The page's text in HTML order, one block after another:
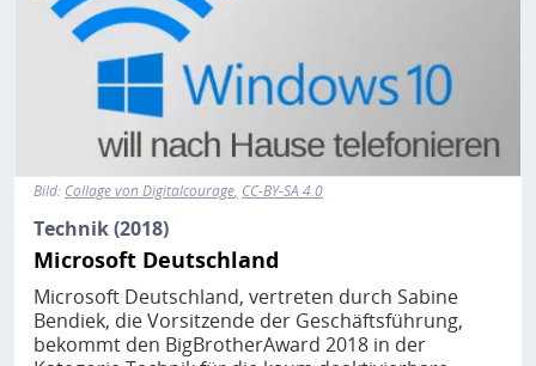
Bild: Collage von Digitalcourage CC-BY-SA 4.0
Technik (2018)
Microsoft Deutschland
Microsoft Deutschland, vertreten durch Sabine
Bendiek, die Vorsitzende der Geschäftsführung,
bekommt den BigBrotherAward 2018 in der